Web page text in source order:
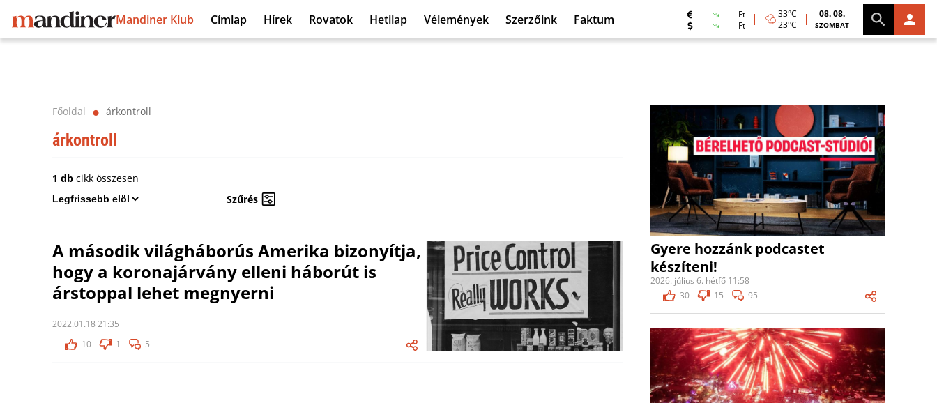
Mandiner Klub Címlap Hírek Rovatok Hetilap Vélemények Szerzőink Faktum
Ft
Ft
33°C
23°C
08. 08.
SZOMBAT
Főoldal ⬤ árkontroll
árkontroll
1 db cikk összesen
Szűrés
A második világháborús Amerika bizonyítja,
hogy a koronajárvány elleni háborút is
árstoppal lehet megnyerni
2022.01.18 21:35
10
1 5
Gyere hozzánk podcastet
készíteni!
2026. július 6. hétfő 11:58
30
15 95